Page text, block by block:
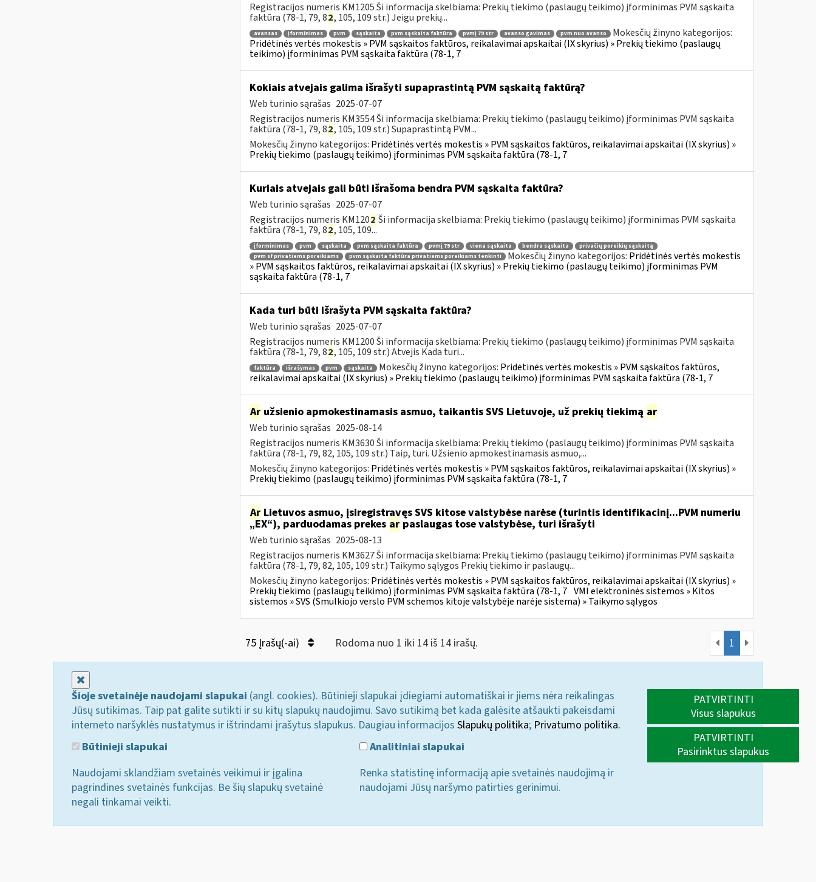
Registracijos numeris KM1205 Ši informacija skelbiama: Prekių tiekimo (paslaugų teikimo) įforminimas PVM sąskaita
faktūra (78-1, 79, 82, 105, 109 str.) Jeigu prekių...
avansas įforminimas pvm sąskaita pvm sąskaita faktūra pvmį 79 str avanso gavimas pvm nuo avanso
Mokesčių žinyno kategorijos:
Pridėtinės vertės mokestis » PVM sąskaitos faktūros, reikalavimai apskaitai (IX skyrius) » Prekių tiekimo (paslaugų
teikimo) įforminimas PVM sąskaita faktūra (78-1, 7
Kokiais atvejais galima išrašyti supaprastintą PVM sąskaitą faktūrą?
Web turinio sąrašas 2025-07-07
Registracijos numeris KM3554 Ši informacija skelbiama: Prekių tiekimo (paslaugų teikimo) įforminimas PVM sąskaita
faktūra (78-1, 79, 82, 105, 109 str.) Supaprastintą PVM...
Mokesčių žinyno kategorijos: Pridėtinės vertės mokestis » PVM sąskaitos faktūros, reikalavimai apskaitai (IX skyrius) »
Prekių tiekimo (paslaugų teikimo) įforminimas PVM sąskaita faktūra (78-1, 7
Kuriais atvejais gali būti išrašoma bendra PVM sąskaita faktūra?
Web turinio sąrašas 2025-07-07
Registracijos numeris KM1202 Ši informacija skelbiama: Prekių tiekimo (paslaugų teikimo) įforminimas PVM sąskaita
faktūra (78-1, 79, 82, 105, 109...
įforminimas pvm sąskaita pvm sąskaita faktūra pvmį 79 str viena sąskaita bendra sąskaita
privačių poreikių sąskaitą
pvm sf privatiems poreikiams
pvm sąskaita faktūra privatiems poreikiams tenkinti Mokesčių žinyno kategorijos: Pridėtinės vertės mokestis
» PVM sąskaitos faktūros, reikalavimai apskaitai (IX skyrius) » Prekių tiekimo (paslaugų teikimo) įforminimas PVM
sąskaita faktūra (78-1, 7
Kada turi būti išrašyta PVM sąskaita faktūra?
Web turinio sąrašas 2025-07-07
Registracijos numeris KM1200 Ši informacija skelbiama: Prekių tiekimo (paslaugų teikimo) įforminimas PVM sąskaita
faktūra (78-1, 79, 82, 105, 109 str.) Atvejis Kada turi...
faktūra išrašymas pvm sąskaita Mokesčių žinyno kategorijos: Pridėtinės vertės mokestis » PVM sąskaitos faktūros,
reikalavimai apskaitai (IX skyrius) » Prekių tiekimo (paslaugų teikimo) įforminimas PVM sąskaita faktūra (78-1, 7
Aružsienio apmokestinamasis asmuo, taikantis SVS Lietuvoje, už prekių tiekimą ar
Web turinio sąrašas 2025-08-14
Registracijos numeris KM3630 Ši informacija skelbiama: Prekių tiekimo (paslaugų teikimo) įforminimas PVM sąskaita
faktūra (78-1, 79, 82, 105, 109 str.) Taip, turi. Užsienio apmokestinamasis asmuo,...
Mokesčių žinyno kategorijos: Pridėtinės vertės mokestis » PVM sąskaitos faktūros, reikalavimai apskaitai (IX skyrius) »
Prekių tiekimo (paslaugų teikimo) įforminimas PVM sąskaita faktūra (78-1, 7
ArLietuvos asmuo, įsiregistravęs SVS kitose valstybėse narėse (turintis identifikacinį...PVM numeriu
„EX“), parduodamas prekes arpaslaugas tose valstybėse, turi išrašyti
Web turinio sąrašas 2025-08-13
Registracijos numeris KM3627 Ši informacija skelbiama: Prekių tiekimo (paslaugų teikimo) įforminimas PVM sąskaita
faktūra (78-1, 79, 82, 105, 109 str.) Taikymo sąlygos Prekių tiekimo ir paslaugų...
Mokesčių žinyno kategorijos: Pridėtinės vertės mokestis » PVM sąskaitos faktūros, reikalavimai apskaitai (IX skyrius) »
Prekių tiekimo (paslaugų teikimo) įforminimas PVM sąskaita faktūra (78-1, 7 VMI elektroninės sistemos » Kitos
sistemos » SVS (Smulkiojo verslo PVM schemos kitoje valstybėje narėje sistema) » Taikymo sąlygos
75 Įrašų(-ai) Rodoma nuo 1 iki 14 iš 14 irašų. 1
Šioje svetainėje naudojami slapukai (angl. cookies). Būtinieji slapukai įdiegiami automatiškai ir jiems nėra reikalingas
Jūsų sutikimas. Taip pat galite sutikti ir su kitų slapukų naudojimu. Savo sutikimą bet kada galėsite atšaukti pakeisdami
interneto naršyklės nustatymus ir ištrindami įrašytus slapukus. Daugiau informacijos Slapukų politika; Privatumo politika.
Būtinieji slapukai
Naudojami sklandžiam svetainės veikimui ir įgalina
pagrindines svetainės funkcijas. Be šių slapukų svetainė
negali tinkamai veikti.
Analitiniai slapukai
Renka statistinę informaciją apie svetainės naudojimą ir
naudojami Jūsų naršymo patirties gerinimui.
PATVIRTINTI
Visus slapukus
PATVIRTINTI
Pasirinktus slapukus